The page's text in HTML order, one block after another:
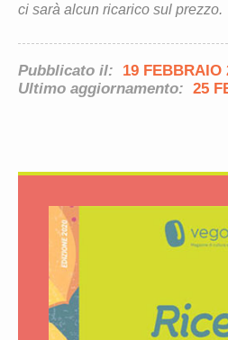
ci sarà alcun ricarico sul prezzo.
Pubblicato il:
19 FEBBRAIO
Ultimo aggiornamento: 25